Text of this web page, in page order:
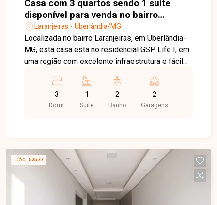
Casa com 3 quartos sendo 1 suíte
disponível para venda no bairro
Laranjeiras em Uberlândia-MG
Laranjeiras - Uberlândia/MG
Localizada no bairro Laranjeiras, em Uberlândia-
MG, esta casa está no residencial GSP Life I, em
uma região com excelente infraestrutura e fácil
imóvel está próximo à UAI São Jorge, Super Maxi
Paineiras, Poliesportivo São Jorge, Escola
Municipal Sebastiana Silveira Pinto e Escola
aproximadamente 94 m² de área construída,
contando com sala, 03 quartos, sendo 01 suíte,
hall de acesso aos quartos, banheiro social,
cozinha, área gourmet, área de serviço, lavabo
externo e 02 vagas de garagem descobertas. A
3
Dorm.
1
Suite
2
Banho
2
Garagens
Cód. 52577